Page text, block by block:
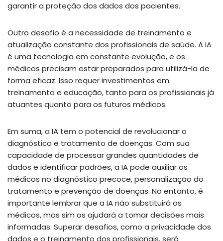
garantir a proteção dos dados dos pacientes.
Outro desafio é a necessidade de treinamento e
atualização constante dos profissionais de saúde. A IA
é uma tecnologia em constante evolução, e os
médicos precisam estar preparados para utilizá-la de
forma eficaz. Isso requer investimentos em
treinamento e educação, tanto para os profissionais já
atuantes quanto para os futuros médicos.
Em suma, a IA tem o potencial de revolucionar o
diagnóstico e tratamento de doenças. Com sua
capacidade de processar grandes quantidades de
dados e identificar padrões, a IA pode auxiliar os
médicos no diagnóstico precoce, personalização do
tratamento e prevenção de doenças. No entanto, é
importante lembrar que a IA não substituirá os
médicos, mas sim os ajudará a tomar decisões mais
informadas. Superar desafios, como a privacidade dos